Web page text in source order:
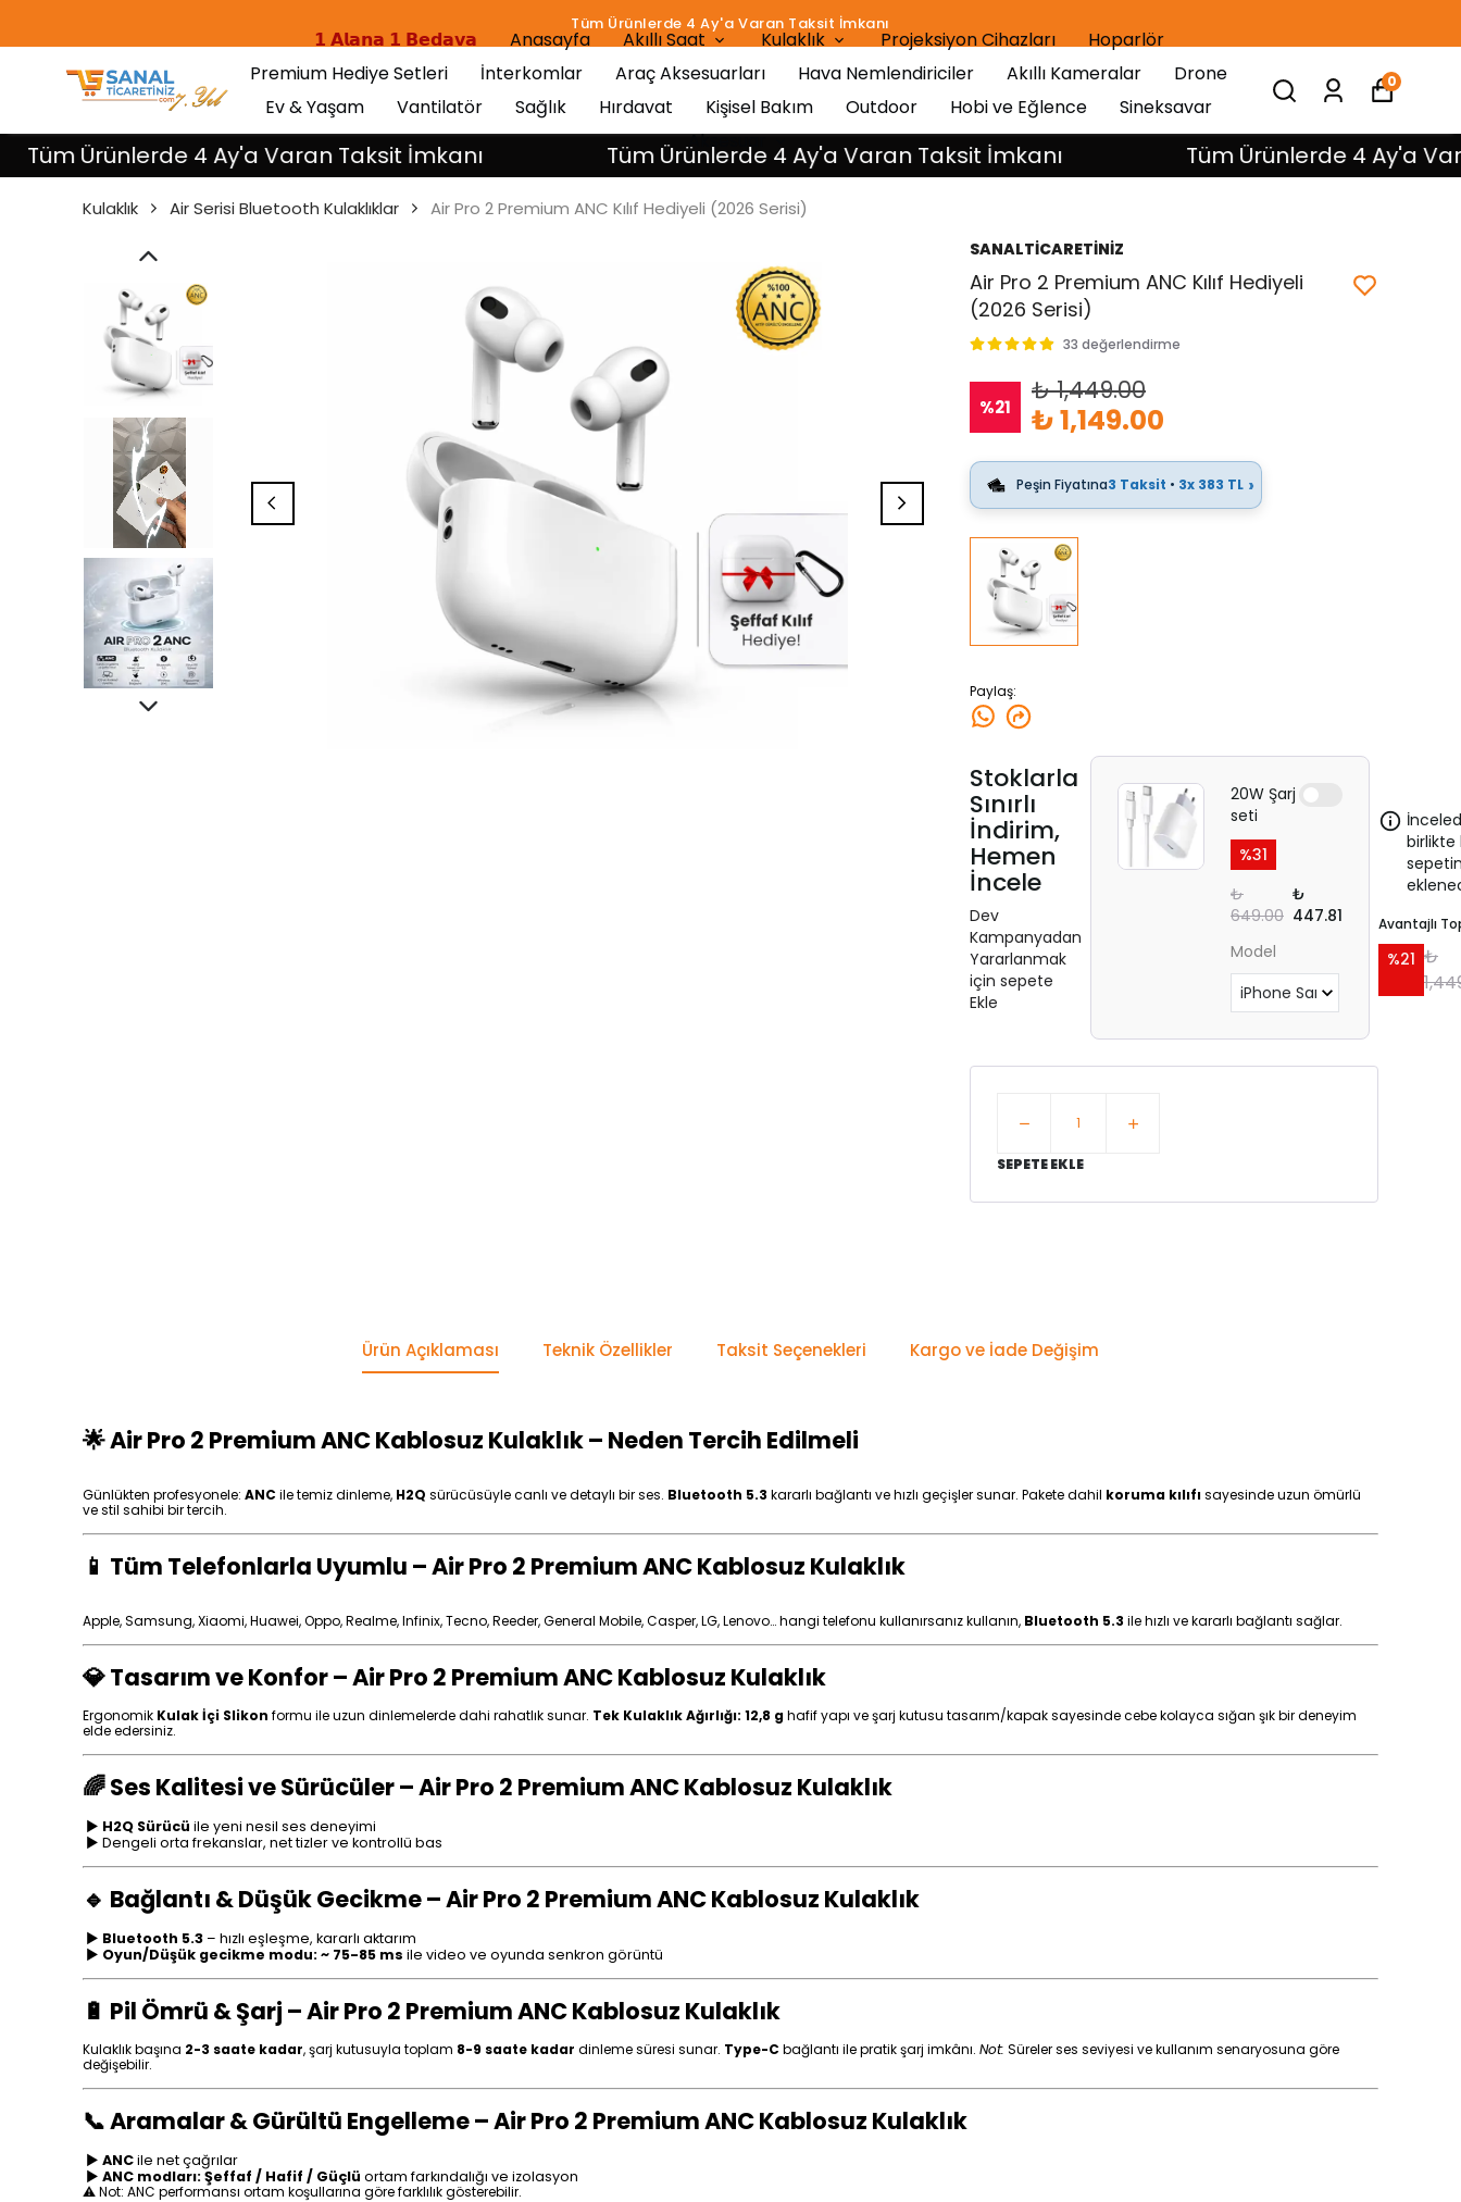
𝟭 𝗔𝗹𝗮𝗻𝗮 𝟭 𝗕𝗲𝗱𝗮𝘃𝗮 Anasayfa Akıllı Saat Kulaklık Projeksiyon Cihazları
Hoparlör
Premium Hediye Setleri
İnterkomlar Araç Aksesuarları Hava Nemlendiriciler Akıllı Kameralar
Drone
Ev & Yaşam
Vantilatör Sağlık Hırdavat Kişisel Bakım Outdoor Hobi ve Eğlence
Sineksavar
Aksesuar
0
4 Ay'a Varan Taksit İmkanı Tüm Ürünlerde 4 Ay'a Varan Taksit İmkanı Tüm Ürünlerde 4 Ay'a Varan
Kulaklık Air Serisi Bluetooth Kulaklıklar Air Pro 2 Premium ANC Kılıf Hediyeli (2026 Serisi)
SANALTİCARETİNİZ
Air Pro 2 Premium ANC Kılıf Hediyeli
(2026 Serisi)
33 değerlendirme
%21
₺ 1,449.00
₺ 1,149.00
Peşin Fiyatına3 Taksit • 3x 383 TL ›
Paylaş:
Stoklarla
Sınırlı
İndirim,
Hemen
İncele
Dev
Kampanyadan
Yararlanmak
için sepete
Ekle
20W Şarj
seti
%31
₺
649.00
₺
447.81
Model
birlikte
Avantajlı
%21 ₺
SEPETE EKLE
Ürün Açıklaması Teknik Özellikler Taksit Seçenekleri Kargo ve İade Değişim
🌟 Air Pro 2 Premium ANC Kablosuz Kulaklık – Neden Tercih Edilmeli
Günlükten profesyonele: ANC ile temiz dinleme, H2Q sürücüsüyle canlı ve detaylı bir ses. Bluetooth 5.3 kararlı bağlantı ve hızlı geçişler sunar. Pakete dahil koruma kılıfısayesinde uzun ömürlü
ve stil sahibi bir tercih.
📱 Tüm Telefonlarla Uyumlu – Air Pro 2 Premium ANC Kablosuz Kulaklık
Apple, Samsung, Xiaomi, Huawei, Oppo, Realme, Infinix, Tecno, Reeder, General Mobile, Casper, LG, Lenovo… hangi telefonu kullanırsanız kullanın, Bluetooth 5.3 ile hızlı ve kararlı bağlantı sağlar.
💎 Tasarım ve Konfor – Air Pro 2 Premium ANC Kablosuz Kulaklık
Ergonomik Kulak İçi Slikon formu ile uzun dinlemelerde dahi rahatlık sunar. Tek Kulaklık Ağırlığı: 12,8 ghafif yapı ve şarj kutusu tasarım/kapaksayesinde cebe kolayca sığan şık bir deneyim
elde edersiniz.
🌈 Ses Kalitesi ve Sürücüler – Air Pro 2 Premium ANC Kablosuz Kulaklık
► H2Q Sürücü ile yeni nesil ses deneyimi
► Dengeli orta frekanslar, net tizler ve kontrollü bas
🔹 Bağlantı & Düşük Gecikme – Air Pro 2 Premium ANC Kablosuz Kulaklık
► Bluetooth 5.3– hızlı eşleşme, kararlı aktarım
► Oyun/Düşük gecikme modu: ~ 75-85 ms ile video ve oyunda senkron görüntü
🔋 Pil Ömrü & Şarj – Air Pro 2 Premium ANC Kablosuz Kulaklık
Kulaklık başına 2-3 saate kadar, şarj kutusuyla toplam 8-9 saate kadar dinleme süresi sunar. Type-C bağlantı ile pratik şarj imkânı. Not: Süreler ses seviyesi ve kullanım senaryosuna göre
değişebilir.
📞 Aramalar & Gürültü Engelleme – Air Pro 2 Premium ANC Kablosuz Kulaklık
► ANCile net çağrılar
► ANC modları: Şeffaf / Hafif / Güçlü ortam farkındalığı ve izolasyon
⚠️ Not: ANC performansı ortam koşullarına göre farklılık gösterebilir.